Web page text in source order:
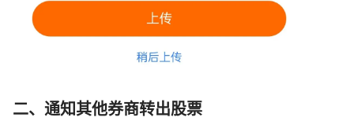
二、通知其他券商转出股票